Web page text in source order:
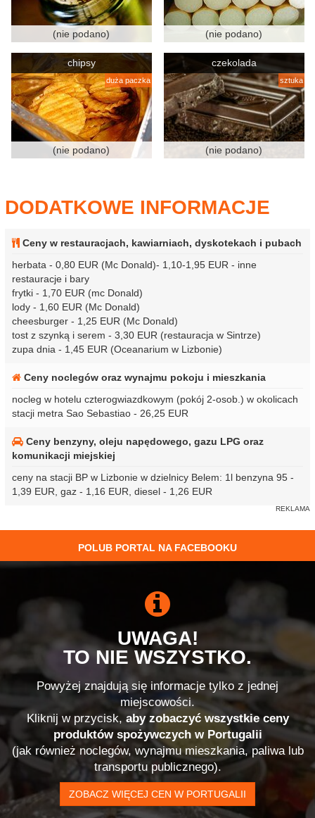
(nie podano) (nie podano)
chipsy
duża paczka
(nie podano)
czekolada
sztuka
(nie podano)
DODATKOWE INFORMACJE
Ceny w restauracjach, kawiarniach, dyskotekach i pubach
herbata - 0,80 EUR (Mc Donald)- 1,10-1,95 EUR - inne
restauracje i bary
frytki - 1,70 EUR (mc Donald)
lody - 1,60 EUR (Mc Donald)
cheesburger - 1,25 EUR (Mc Donald)
tost z szynką i serem - 3,30 EUR (restauracja w Sintrze)
zupa dnia - 1,45 EUR (Oceanarium w Lizbonie)
Ceny noclegów oraz wynajmu pokoju i mieszkania
nocleg w hotelu czterogwiazdkowym (pokój 2-osob.) w okolicach
stacji metra Sao Sebastiao - 26,25 EUR
Ceny benzyny, oleju napędowego, gazu LPG oraz
komunikacji miejskiej
ceny na stacji BP w Lizbonie w dzielnicy Belem: 1l benzyna 95 -
1,39 EUR, gaz - 1,16 EUR, diesel - 1,26 EUR
POLUB PORTAL NA FACEBOOKU
UWAGA!
TO NIE WSZYSTKO.
Powyżej znajdują się informacje tylko z jednej
miejscowości.
Kliknij w przycisk, aby zobaczyć wszystkie ceny
produktów spożywczych w Portugalii
(jak również noclegów, wynajmu mieszkania, paliwa lub
transportu publicznego).
ZOBACZ WIĘCEJ CEN W PORTUGALII